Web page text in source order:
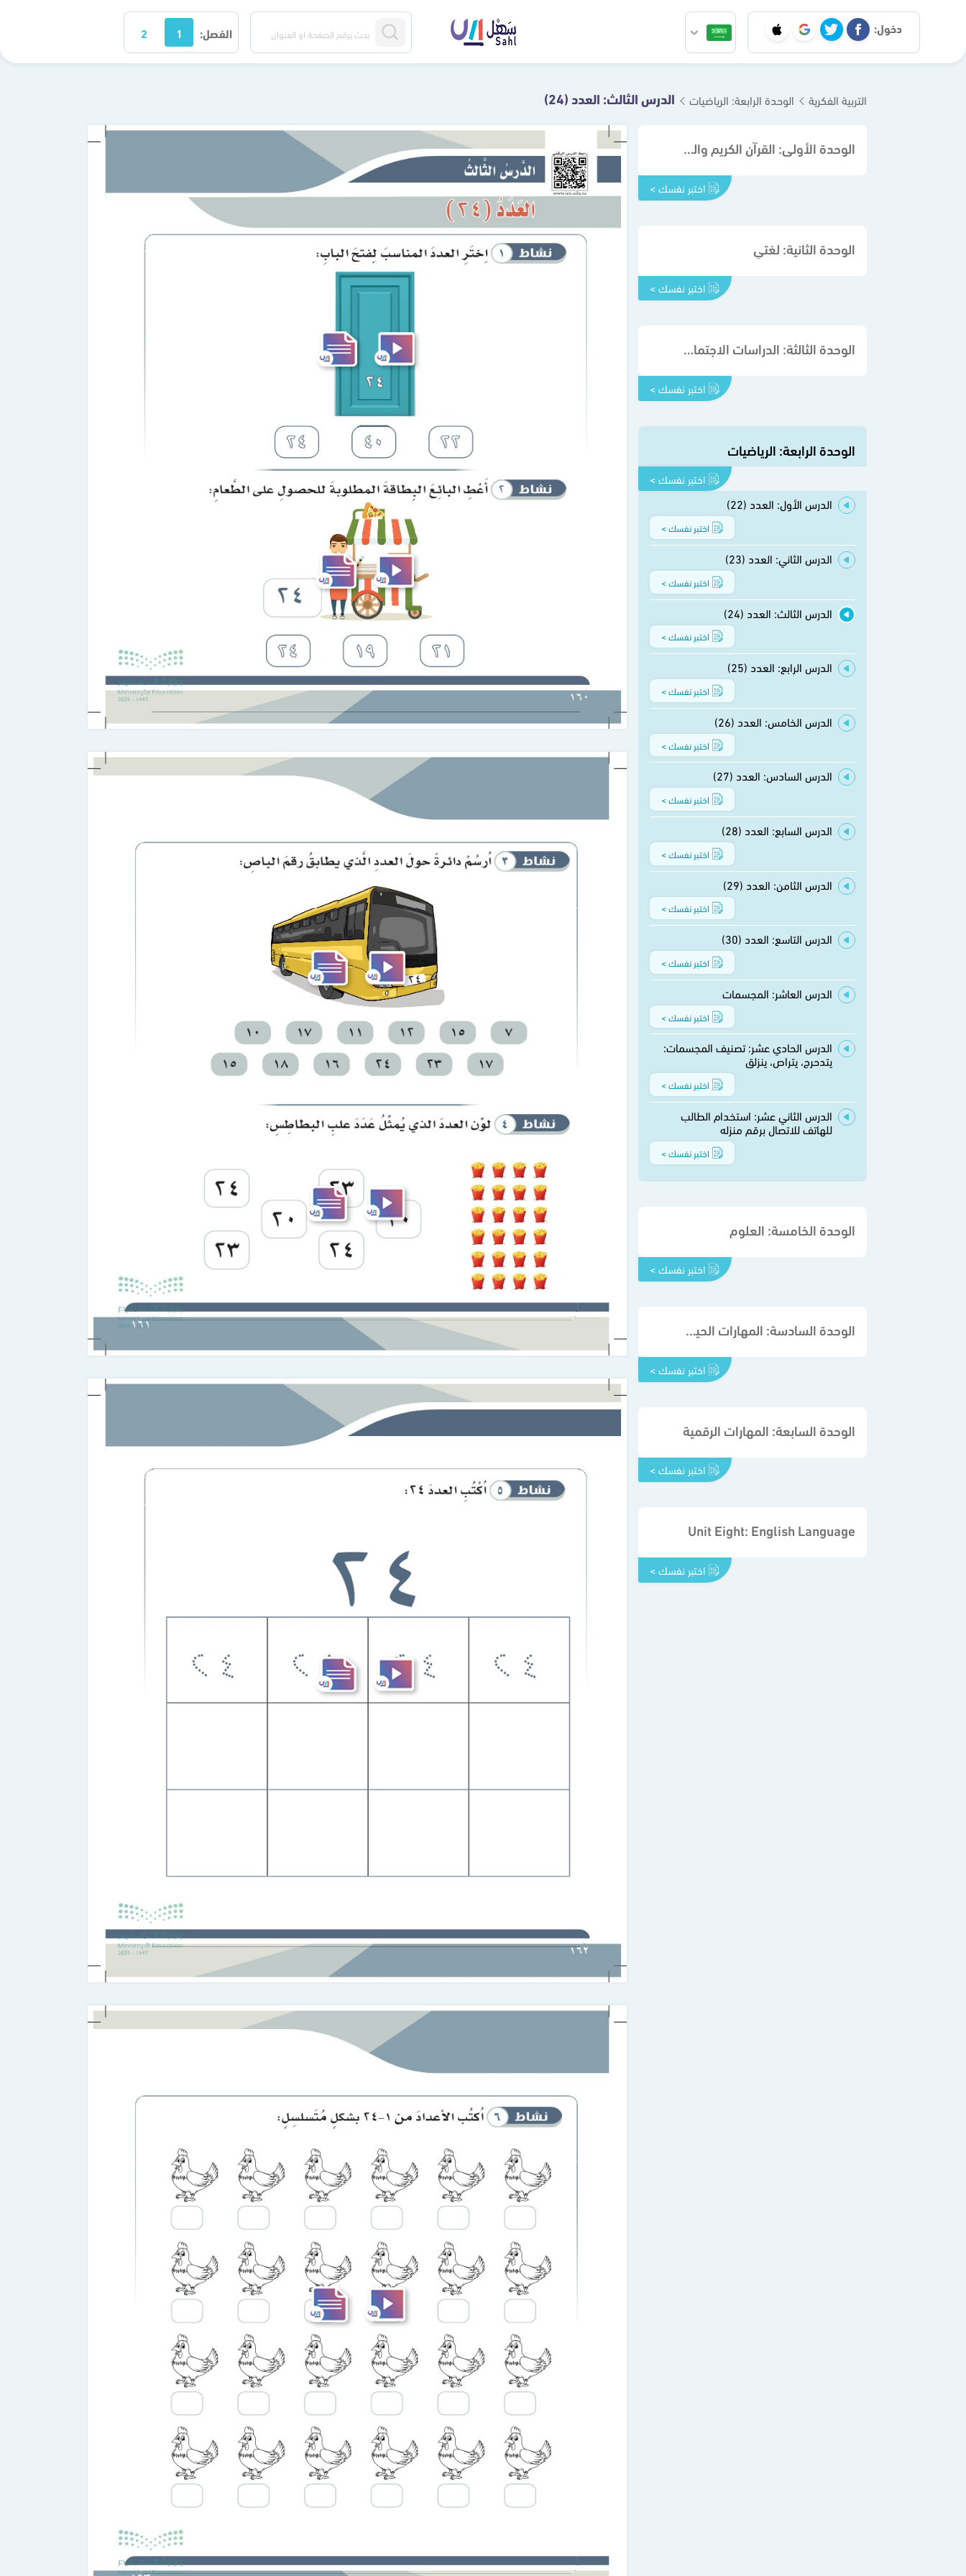
دخول: الفصل: 1
2
التربية الفكرية الوحدة الرابعة: الرياضيات الدرس الثالث: العدد (24)
الوحدة الأولى: القرآن الكريم والدراسات الإسلامية
اختبر نفسك >
الوحدة الثانية: لغتي
اختبر نفسك >
الوحدة الثالثة: الدراسات الاجتماعية
اختبر نفسك >
الوحدة الرابعة: الرياضيات
اختبر نفسك >
الدرس الأول: العدد (22)
اختبر نفسك >
الدرس الثاني: العدد (23)
اختبر نفسك >
الدرس الثالث: العدد (24)
اختبر نفسك >
الدرس الرابع: العدد (25)
اختبر نفسك >
الدرس الخامس: العدد (26)
اختبر نفسك >
الدرس السادس: العدد (27)
اختبر نفسك >
الدرس السابع: العدد (28)
اختبر نفسك >
الدرس الثامن: العدد (29)
اختبر نفسك >
الدرس التاسع: العدد (30)
اختبر نفسك >
الدرس العاشر: المجسمات
اختبر نفسك >
الدرس الحادي عشر: تصنيف المجسمات:
يتدحرج، يتراص، ينزلق
اختبر نفسك >
الدرس الثاني عشر: استخدام الطالب
للهاتف للاتصال برقم منزله
اختبر نفسك >
الوحدة الخامسة: العلوم
اختبر نفسك >
الوحدة السادسة: المهارات الحياتية والأسرية
اختبر نفسك >
الوحدة السابعة: المهارات الرقمية
اختبر نفسك >
Unit Eight: English Language
اختبر نفسك >